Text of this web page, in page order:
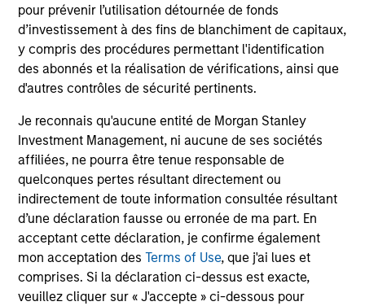
pour prévenir l’utilisation détournée de fonds
d’investissement à des fins de blanchiment de capitaux,
y compris des procédures permettant l'identification
des abonnés et la réalisation de vérifications, ainsi que
d'autres contrôles de sécurité pertinents.
Je reconnais qu'aucune entité de Morgan Stanley
Investment Management, ni aucune de ses sociétés
affiliées, ne pourra être tenue responsable de
quelconques pertes résultant directement ou
indirectement de toute information consultée résultant
d’une déclaration fausse ou erronée de ma part. En
acceptant cette déclaration, je confirme également
mon acceptation desTerms of Use, que j'ai lues et
comprises. Si la déclaration ci-dessus est exacte,
veuillez cliquer sur « J'accepte » ci-dessous pour
V.L. et Performance
Les performances passées ne sont pas un
indicateur fiable des résultats futurs. Les
rendements peuvent augmenter ou diminuer en
raison des fluctuations de change. Tous les
calculs des données de performance sont basés
sur une comparaison de la VL, sont exprimés nets
de frais et ne prennent pas en compte les
commissions et coûts relatifs à l’émission et au
rachat de parts. La source de toutes les données
relatives aux performances et aux indices est